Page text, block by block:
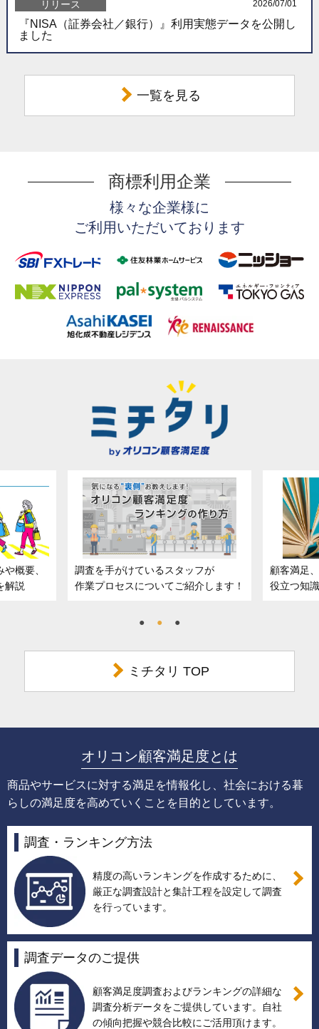
リリース 2026/07/01
『NISA（証券会社／銀行）』利用実態データを公開し
ました
一覧を見る
商標利用企業
様々な企業様に
ご利用いただいております
が
ます！
顧客満足、従業員満足の向上に
役立つ知識をまとめ、わかりやすく解説
顧客満足
向上につ
ミチタリ TOP
オリコン顧客満足度とは
商品やサービスに対する満足を情報化し、社会における暮
らしの満足度を高めていくことを目的としています。
調査・ランキング方法
精度の高いランキングを作成するために、
厳正な調査設計と集計工程を設定して調査
を行っています。
調査データのご提供
顧客満足度調査およびランキングの詳細な
調査分析データをご提供しています。自社
の傾向把握や競合比較にご活用頂けます。